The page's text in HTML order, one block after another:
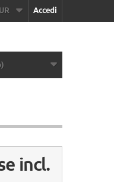
Accedi
incl.